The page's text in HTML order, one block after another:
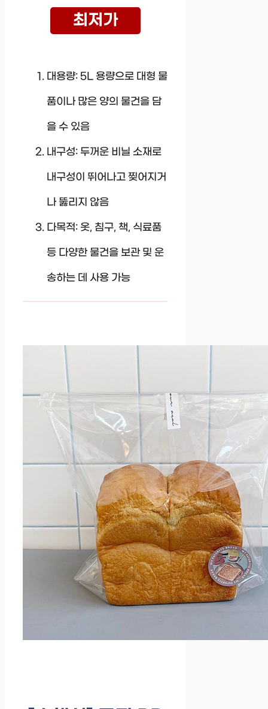
최저가
대용량: 5L 용량으로 대형 물
품이나 많은 양의 물건을 담
을 수 있음
내구성: 두꺼운 비닐 소재로
내구성이 뛰어나고 찢어지거
나 뚫리지 않음
다목적: 옷, 침구, 책, 식료품
등 다양한 물건을 보관 및 운
송하는 데 사용 가능